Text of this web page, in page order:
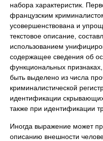
набора характеристик.
французским
усовершенствована и
текстовое описание,
использованием
содержащее сведения об
функциональных
быть выделено из числа
криминалистической
идентификации
также при идентификации
Иногда выражение может
описанию внешности